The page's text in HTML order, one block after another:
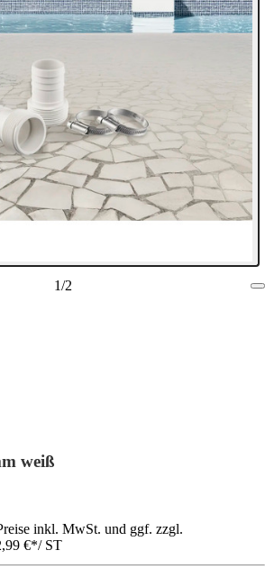
1/2
weiß
inkl. MwSt. und ggf. zzgl.
€*/ ST